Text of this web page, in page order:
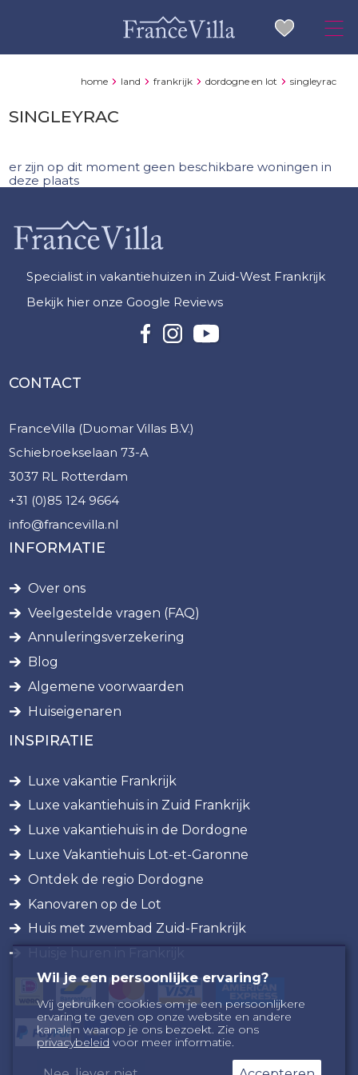
home land frankrijk dordogne en lot singleyrac
SINGLEYRAC
er zijn op dit moment geen beschikbare woningen in
deze plaats
Specialist in vakantiehuizen in Zuid-West Frankrijk
Bekijk hier onze Google Reviews
CONTACT
FranceVilla (Duomar Villas B.V.)
Schiebroekselaan 73-A
3037 RL Rotterdam
+31 (0)85 124 9664
info@francevilla.nl
INFORMATIE
Over ons
Veelgestelde vragen (FAQ)
Annuleringsverzekering
Blog
Algemene voorwaarden
Huiseigenaren
INSPIRATIE
Luxe vakantie Frankrijk
Luxe vakantiehuis in Zuid Frankrijk
Luxe vakantiehuis in de Dordogne
Luxe Vakantiehuis Lot-et-Garonne
Ontdek de regio Dordogne
Kanovaren op de Lot
Huis met zwembad Zuid-Frankrijk
Wil je een persoonlijke ervaring?
Wij gebruiken cookies om je een persoonlijkere
ervaring te geven op onze website en andere
kanalen waarop je ons bezoekt. Zie ons
privacybeleid voor meer informatie.